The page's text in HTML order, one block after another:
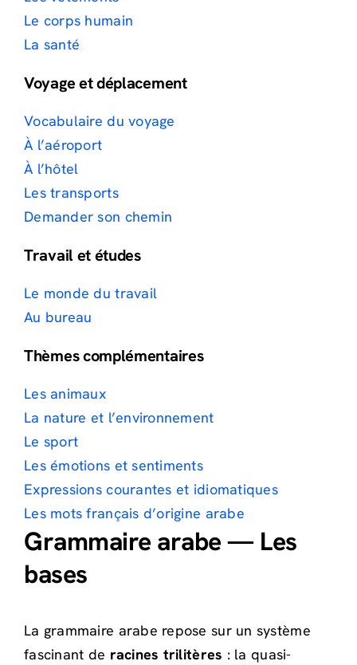
Le corps humain
La santé
Voyage et déplacement
Vocabulaire du voyage
À l’aéroport
À l’hôtel
Les transports
Demander son chemin
Travail et études
Le monde du travail
Au bureau
Thèmes complémentaires
Les animaux
La nature et l’environnement
Le sport
Les émotions et sentiments
Expressions courantes et idiomatiques
Les mots français d’origine arabe
Grammaire arabe — Les
bases
La grammaire arabe repose sur un système
fascinant de racines trilitères : la quasi-